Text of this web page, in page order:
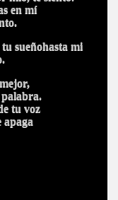
en mí
sueñohasta mi
tu voz
apaga